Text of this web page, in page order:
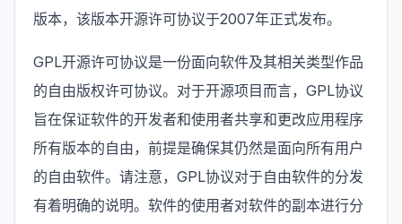
版本，该版本开源许可协议于2007年正式发布。
GPL开源许可协议是一份面向软件及其相关类型作品
的自由版权许可协议。对于开源项目而言，GPL协议
旨在保证软件的开发者和使用者共享和更改应用程序
所有版本的自由，前提是确保其仍然是面向所有用户
的自由软件。请注意，GPL协议对于自由软件的分发
有着明确的说明。软件的使用者对软件的副本进行分